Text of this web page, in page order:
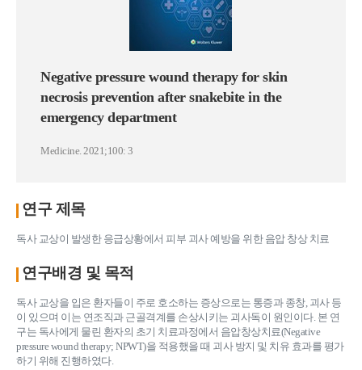
Negative pressure wound therapy for skin
necrosis prevention after snakebite in the
emergency department
Medicine. 2021;100: 3
연구 제목
독사 교상이 발생한 응급상황에서 피부 괴사 예방을 위한 음압 창상 치료
연구배경 및 목적
독사 교상을 입은 환자들이 주로 호소하는 증상으로는 통증과 종창, 괴사 등
이 있으며 이는 연조직과 근골격계를 손상시키는 괴사독이 원인이다. 본 연
구는 독사에게 물린 환자의 초기 치료과정에서 음압창상치료(Negative
pressure wound therapy; NPWT)을 적용했을 때 괴사 방지 및 치유 효과를 평가
하기 위해 진행하였다.